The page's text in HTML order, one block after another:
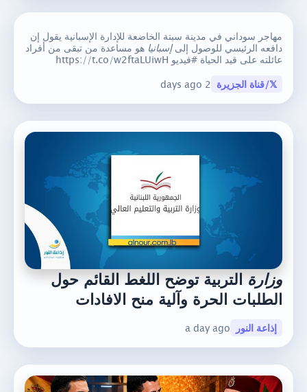
مهاجر سوداني في مدينة سبتة الخاضعة للإدارة الإسبانية يقول إن
دافعه الرئيسي للوصول إلىإسبانيا هو مساعدة من تبقى من أفراد
عائلته على قيد الحياة #فيديو https://t.co/w2ftaLUiwH
𝕏/قناة الجزيرة 2 days ago
وزارةالتربية توضح اللغط القائم حول
الطلبات الحرة وآلية منح الافادات
إذاعة النور a day ago